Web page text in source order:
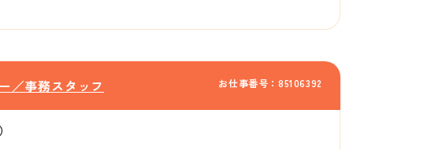
お仕事番号：85106392
／事務スタッフ